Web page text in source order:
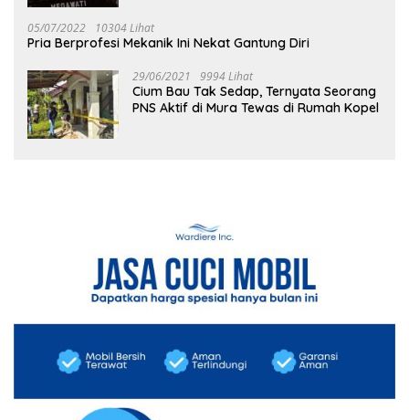
05/07/2022 10304 Lihat
Pria Berprofesi Mekanik Ini Nekat Gantung Diri
29/06/2021 9994 Lihat
Cium Bau Tak Sedap, Ternyata Seorang
PNS Aktif di Mura Tewas di Rumah Kopel